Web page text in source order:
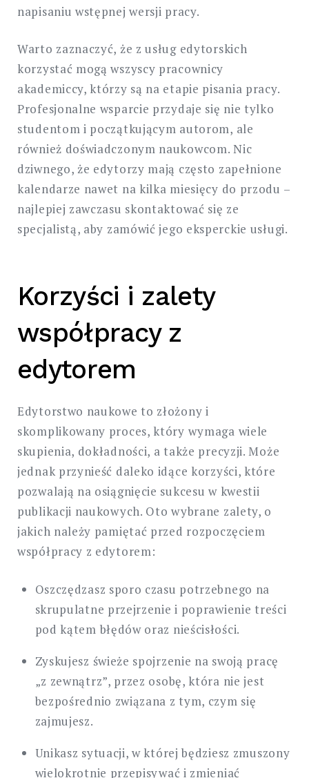
napisaniu wstępnej wersji pracy.
Warto zaznaczyć, że z usług edytorskich
korzystać mogą wszyscy pracownicy
akademiccy, którzy są na etapie pisania pracy.
Profesjonalne wsparcie przydaje się nie tylko
studentom i początkującym autorom, ale
również doświadczonym naukowcom. Nic
dziwnego, że edytorzy mają często zapełnione
kalendarze nawet na kilka miesięcy do przodu –
najlepiej zawczasu skontaktować się ze
specjalistą, aby zamówić jego eksperckie usługi.
Korzyści i zalety
współpracy z
edytorem
Edytorstwo naukowe to złożony i
skomplikowany proces, który wymaga wiele
skupienia, dokładności, a także precyzji. Może
jednak przynieść daleko idące korzyści, które
pozwalają na osiągnięcie sukcesu w kwestii
publikacji naukowych. Oto wybrane zalety, o
jakich należy pamiętać przed rozpoczęciem
współpracy z edytorem:
Oszczędzasz sporo czasu potrzebnego na
skrupulatne przejrzenie i poprawienie treści
pod kątem błędów oraz nieścisłości.
Zyskujesz świeże spojrzenie na swoją pracę
„z zewnątrz”, przez osobę, która nie jest
bezpośrednio związana z tym, czym się
zajmujesz.
Unikasz sytuacji, w której będziesz zmuszony
wielokrotnie przepisywać i zmieniać